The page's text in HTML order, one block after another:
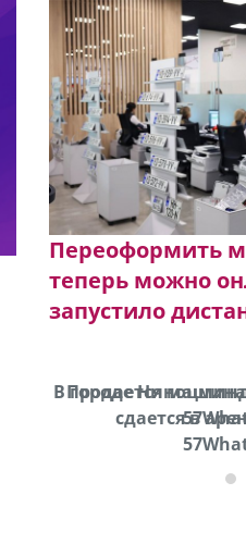
Переоформить
теперь можно
запустило
В городе
cдается в
Продается машина